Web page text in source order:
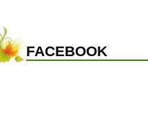
FACEBOOK